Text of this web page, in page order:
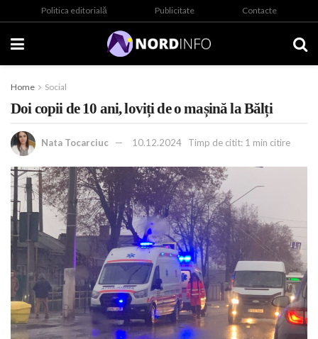
Politica editorială Publicitate Contacte
Home Social
Doi copii de 10 ani, loviți de o mașină la Bălți
Nata Tocarciuc 10.12.2024 Timp de citit: 1 min citire